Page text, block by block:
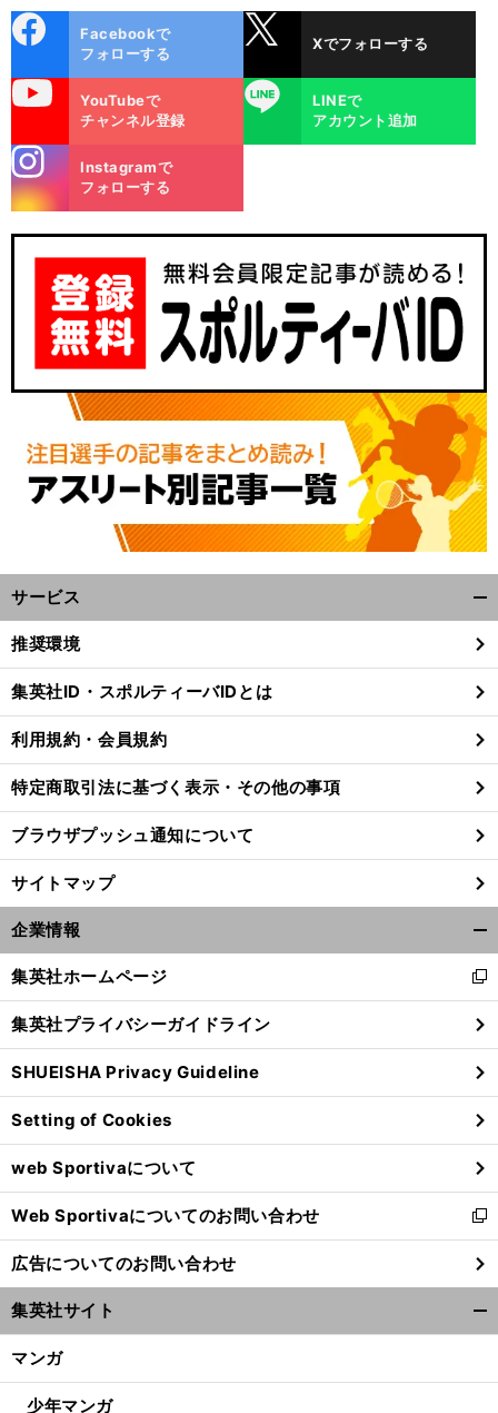
前
ok
Facebookで
フォローする
Xでフォローする
YouTubeで
チャンネル登録
LINE
LINEで
アカウント追加
m
Instagramで
フォローする
サービス
閉
る
推奨環境
集英社ID・スポルティーバIDとは
利用規約・会員規約
特定商取引法に基づく表示・その他の事項
ブラウザプッシュ通知について
サイトマップ
企業情報
閉
る
集英社ホームページ
新
し
い
ウ
ィ
ン
ド
ウ
で
開
く
集英社プライバシーガイドライン
SHUEISHA Privacy Guideline
Setting of Cookies
web Sportivaについて
Web Sportivaについてのお問い合わせ
新
し
い
ウ
ィ
ン
ウ
広告についてのお問い合わせ
集英社サイト
マンガ
少年マンガ